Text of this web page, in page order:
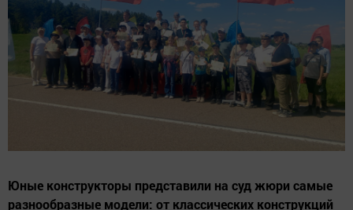
Юные конструкторы представили на суд жюри самые
разнообразные модели: от классических конструкций